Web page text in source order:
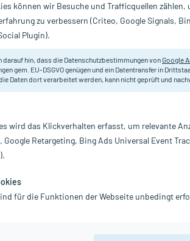
Nur für kurze Zeit:Gratis-Versand* ab
ml
Händen.
Inhalt:
PZN:
können wir Besuche und Trafficquellen
zu verbessern (Criteo, Google Signals,
Plugin).
darauf hin, dass die Datenschutzbestimmungen vonGoogle
gem. EU-DSGVO genügen und ein Datentransfer in
Daten dort verarbeitet werden, kann nicht geprüft und
wird das Klickverhalten erfasst, um relevante
Google Retargeting, Bing Ads Universal Event
für die Funktionen der Webseite unbedingt